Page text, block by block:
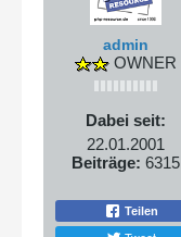
admin
OWNER
Dabei seit:
22.01.2001
Beiträge: 6315
Teilen